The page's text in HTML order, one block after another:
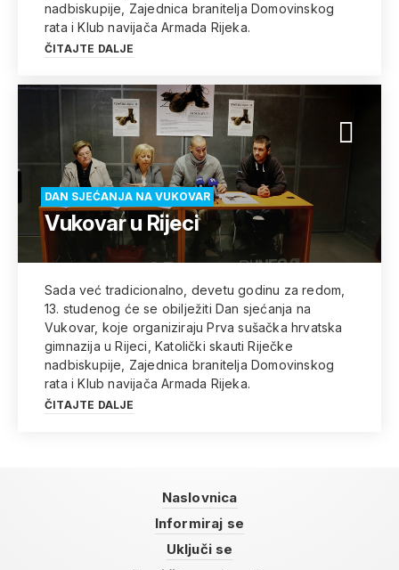
nadbiskupije, Zajednica branitelja Domovinskog
rata i Klub navijača Armada Rijeka.
ČITAJTE DALJE
DAN SJEĆANJA NA VUKOVAR
Vukovar u Rijeci
Sada već tradicionalno, devetu godinu za redom,
13. studenog će se obilježiti Dan sjećanja na
Vukovar, koje organiziraju Prva sušačka hrvatska
gimnazija u Rijeci, Katolički skauti Riječke
nadbiskupije, Zajednica branitelja Domovinskog
rata i Klub navijača Armada Rijeka.
ČITAJTE DALJE
Naslovnica
Informiraj se
Uključi se